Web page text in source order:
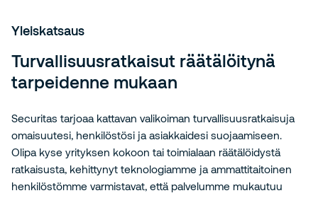
Yleiskatsaus
Turvallisuusratkaisut räätälöitynä
tarpeidenne mukaan
Securitas tarjoaa kattavan valikoiman turvallisuusratkaisuja
omaisuutesi, henkilöstösi ja asiakkaidesi suojaamiseen.
Olipa kyse yrityksen kokoon tai toimialaan räätälöidystä
ratkaisusta, kehittynyt teknologiamme ja ammattitaitoinen
henkilöstömme varmistavat, että palvelumme mukautuu